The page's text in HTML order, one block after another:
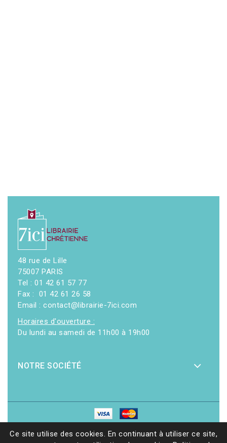
48 rue de Lille
75007 PARIS
Tel : 01 42 61 57 77
Fax : 01 42 61 26 58
Email : contact@librairie-7ici.com
Horaires d'ouverture :
Du lundi au samedi de 11h00 à 19h00
NOTRE SOCIÉTÉ
Ce site utilise des cookies. En continuant à utiliser ce site,
© 2026 - Librairie 7ici| Site web réalisé par Ethicweb